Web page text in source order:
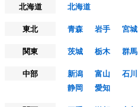
北海道
北海道
東北
青森 岩手 宮城
関東
茨城 栃木 群馬
中部
新潟 富山 石川
静岡
愛知